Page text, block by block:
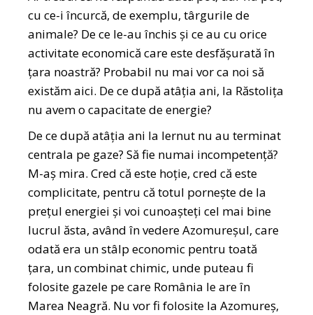
cu ce-i încurcă, de exemplu, târgurile de
animale? De ce le-au închis și ce au cu orice
activitate economică care este desfășurată în
țara noastră? Probabil nu mai vor ca noi să
existăm aici. De ce după atâția ani, la Răstolița
nu avem o capacitate de energie?
De ce după atâția ani la Iernut nu au terminat
centrala pe gaze? Să fie numai incompetență?
M-aș mira. Cred că este hoție, cred că este
complicitate, pentru că totul pornește de la
prețul energiei și voi cunoașteți cel mai bine
lucrul ăsta, având în vedere Azomureșul, care
odată era un stâlp economic pentru toată
țara, un combinat chimic, unde puteau fi
folosite gazele pe care România le are în
Marea Neagră. Nu vor fi folosite la Azomureș,